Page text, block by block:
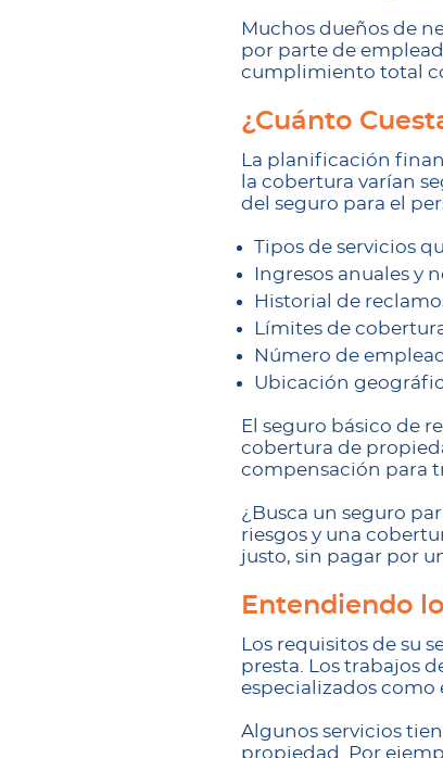
Muchos dueños de
por parte de
cumplimiento total
¿Cuánto
La planificación
la cobertura varían
del seguro para el
Tipos de servicios
Ingresos anuales y
Historial de
Límites de
Número de
Ubicación
El seguro básico de
cobertura de
compensación para
¿Busca un seguro
riesgos y una
justo, sin pagar por
Entendiendo
Los requisitos de su
presta. Los trabajos
especializados como
Algunos servicios
propiedad. Por